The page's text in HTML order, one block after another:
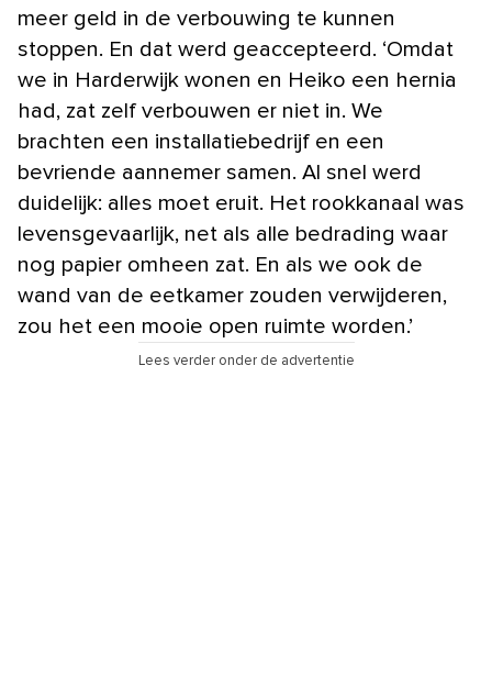
meer geld in de verbouwing te kunnen
stoppen. En dat werd geaccepteerd. ‘Omdat
we in Harderwijk wonen en Heiko een hernia
had, zat zelf verbouwen er niet in. We
brachten een installatiebedrijf en een
bevriende aannemer samen. Al snel werd
duidelijk: alles moet eruit. Het rookkanaal was
levensgevaarlijk, net als alle bedrading waar
nog papier omheen zat. En als we ook de
wand van de eetkamer zouden verwijderen,
zou het een mooie open ruimte worden.’
Lees verder onder de advertentie